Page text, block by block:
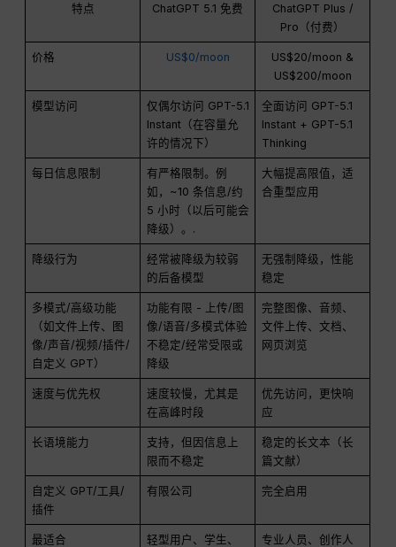
特点 ChatGPT 5.1 免费
ChatGPT Plus /
Pro（付费）
价格 US$0/moon
US$20/moon &
US$200/moon
模型访问
仅偶尔访问 GPT-5.1
Instant（在容量允
许的情况下）
全面访问 GPT-5.1
Instant + GPT-5.1
Thinking
每日信息限制
有严格限制。例
如，~10 条信息/约
5 小时（以后可能会
降级）。.
大幅提高限值，适
合重型应用
降级行为
经常被降级为较弱
的后备模型
无强制降级，性能
稳定
多模式/高级功能
（如文件上传、图
像/声音/视频/插件/
自定义 GPT）
功能有限 - 上传/图
像/语音/多模式体验
不稳定/经常受限或
降级
完整图像、音频、
文件上传、文档、
网页浏览
速度与优先权
速度较慢，尤其是
在高峰时段
优先访问，更快响
应
长语境能力
支持，但因信息上
限而不稳定
稳定的长文本（长
篇文献）
自定义 GPT/工具/
插件
有限公司 完全启用
最适合
轻型用户、学生、
专业人员、创作人